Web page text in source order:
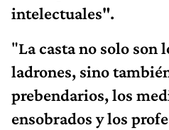
intelectuales".
"La casta no solo son
ladrones, sino
prebendarios, los
ensobrados y los